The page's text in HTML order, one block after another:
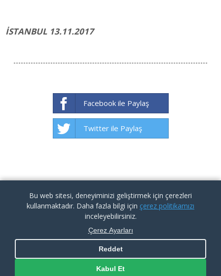
İSTANBUL 13.11.2017
Facebook ile Paylaş
Twitter ile Paylaş
KVKK İlgili Kişi Başvuru Formu | Aydınlatma Metni |
Çerez
Politikası
Bu web sitesi, deneyiminizi geliştirmek için çerezleri
kullanmaktadır. Daha fazla bilgi için çerez politikamızı
inceleyebilirsiniz.
Çerez Ayarları
Reddet
Kabul Et